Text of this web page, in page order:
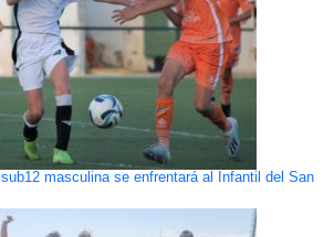
masculina se enfrentará al Infantil del San